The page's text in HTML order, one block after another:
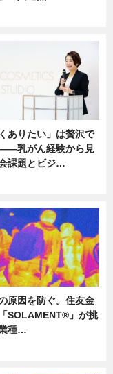
ありたい」は贅沢で
乳がん経験から見
課題とビジ…
原因を防ぐ。住友金
SOLAMENT®」が挑
種…